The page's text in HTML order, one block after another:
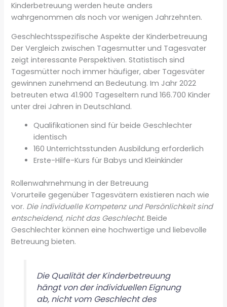
Kinderbetreuung werden heute anders
wahrgenommen als noch vor wenigen Jahrzehnten.
Geschlechtsspezifische Aspekte der Kinderbetreuung
Der Vergleich zwischen Tagesmutter und Tagesvater
zeigt interessante Perspektiven. Statistisch sind
Tagesmütter noch immer häufiger, aber Tagesväter
gewinnen zunehmend an Bedeutung. Im Jahr 2022
betreuten etwa 41.900 Tageseltern rund 166.700 Kinder
unter drei Jahren in Deutschland.
Qualifikationen sind für beide Geschlechter
identisch
160 Unterrichtsstunden Ausbildung erforderlich
Erste-Hilfe-Kurs für Babys und Kleinkinder
Rollenwahrnehmung in der Betreuung
Vorurteile gegenüber Tagesvätern existieren nach wie
vor. Die individuelle Kompetenz und Persönlichkeit sind
entscheidend, nicht das Geschlecht. Beide
Geschlechter können eine hochwertige und liebevolle
Betreuung bieten.
Die Qualität der Kinderbetreuung
hängt von der individuellen Eignung
ab, nicht vom Geschlecht des